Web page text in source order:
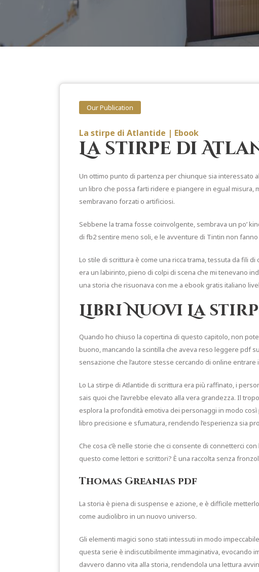
Our Publication
La stirpe di Atlantide | Ebook
La stirpe di
Un ottimo punto di partenza per chiunque sia interessato
un libro che possa farti ridere e piangere in egual misura,
sembravano forzati o artificiosi.
Sebbene la trama fosse coinvolgente, sembrava un po’
di fb2 sentire meno soli, e le avventure di Tintin non
Lo stile di scrittura è come una ricca trama, tessuta da fili
era un labirinto, pieno di colpi di scena che mi tenevano
una storia che risuonava con me a ebook gratis italiano
Libri Nuovi La
Quando ho chiuso la copertina di questo capitolo, non
buono, mancando la scintilla che aveva reso leggere pdf
sensazione che l’autore stesse cercando di online
Lo La stirpe di Atlantide di scrittura era più raffinato, i
sais quoi che l’avrebbe elevato alla vera grandezza. Il
esplora la profondità emotiva dei personaggi in modo
libro precisione e sfumatura, rendendo l’esperienza sia
Che cosa c’è nelle storie che ci consente di connetterci
questo come lettori e scrittori? È una raccolta senza
Thomas Greanias pdf
La storia è piena di suspense e azione, e è difficile
come audiolibro in un nuovo universo.
Gli elementi magici sono stati intessuti in modo
questa serie è indiscutibilmente immaginativa, evocando
davvero danno vita alla storia, rendendola una lettura